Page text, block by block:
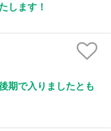
します！
期で入りましたとも